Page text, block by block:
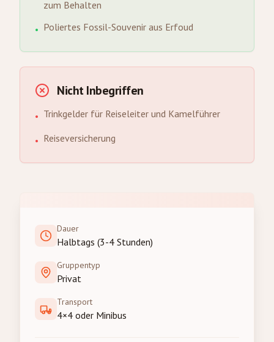
zum Behalten
• Poliertes Fossil-Souvenir aus Erfoud
Nicht Inbegriffen
• Trinkgelder für Reiseleiter und Kamelführer
• Reiseversicherung
Dauer
Halbtags (3-4 Stunden)
Gruppentyp
Privat
Transport
4×4 oder Minibus